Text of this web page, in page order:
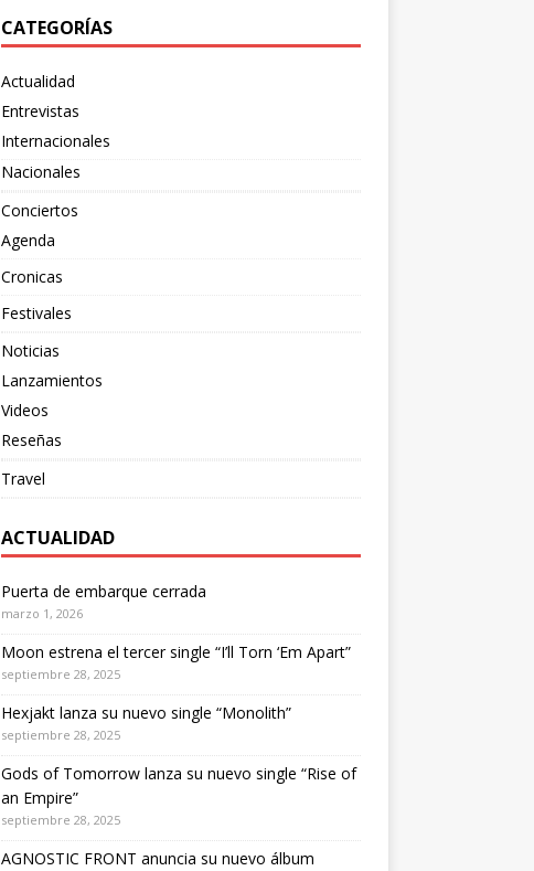
CATEGORÍAS
Actualidad
Entrevistas
Internacionales
Nacionales
Conciertos
Agenda
Cronicas
Festivales
Noticias
Lanzamientos
Videos
Reseñas
Travel
ACTUALIDAD
Puerta de embarque cerrada
marzo 1, 2026
Moon estrena el tercer single “I’ll Torn ‘Em Apart”
septiembre 28, 2025
Hexjakt lanza su nuevo single “Monolith”
septiembre 28, 2025
Gods of Tomorrow lanza su nuevo single “Rise of
an Empire”
septiembre 28, 2025
AGNOSTIC FRONT anuncia su nuevo álbum